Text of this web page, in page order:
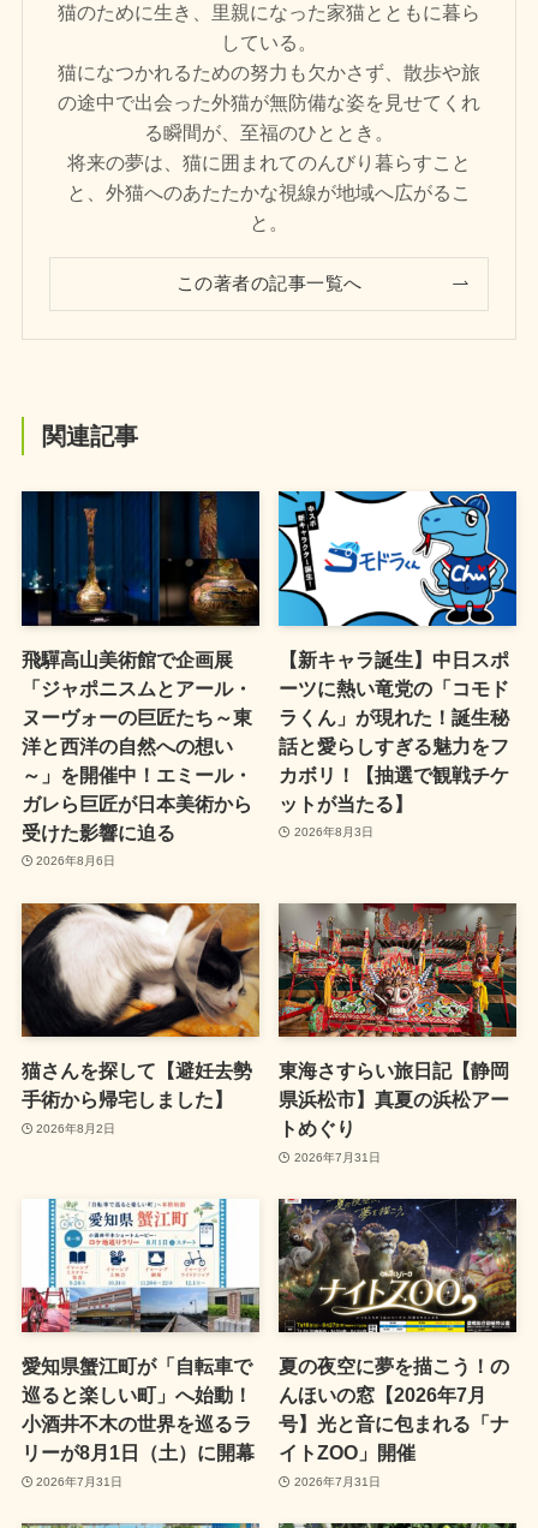
猫のために生き、里親になった家猫とともに暮ら
している。
猫になつかれるための努力も欠かさず、散歩や旅
の途中で出会った外猫が無防備な姿を見せてくれ
る瞬間が、至福のひととき。
将来の夢は、猫に囲まれてのんびり暮らすこと
と、外猫へのあたたかな視線が地域へ広がるこ
と。
この著者の記事一覧へ
関連記事
飛驒高山美術館で企画展
「ジャポニスムとアール・
ヌーヴォーの巨匠たち～東
洋と西洋の自然への想い
～」を開催中！エミール・
ガレら巨匠が日本美術から
受けた影響に迫る
2026年8月6日
【新キャラ誕生】中日スポ
ーツに熱い竜党の「コモド
ラくん」が現れた！誕生秘
話と愛らしすぎる魅力をフ
カボリ！【抽選で観戦チケ
ットが当たる】
2026年8月3日
猫さんを探して【避妊去勢
手術から帰宅しました】
2026年8月2日
東海さすらい旅日記【静岡
県浜松市】真夏の浜松アー
トめぐり
2026年7月31日
愛知県蟹江町が「自転車で
巡ると楽しい町」へ始動！
小酒井不木の世界を巡るラ
リーが8月1日（土）に開幕
2026年7月31日
夏の夜空に夢を描こう！の
んほいの窓【2026年7月
号】光と音に包まれる「ナ
イトZOO」開催
2026年7月31日